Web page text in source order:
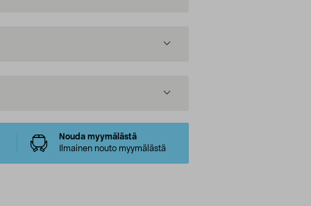
Nouda myymälästä
Ilmainen nouto myymälästä